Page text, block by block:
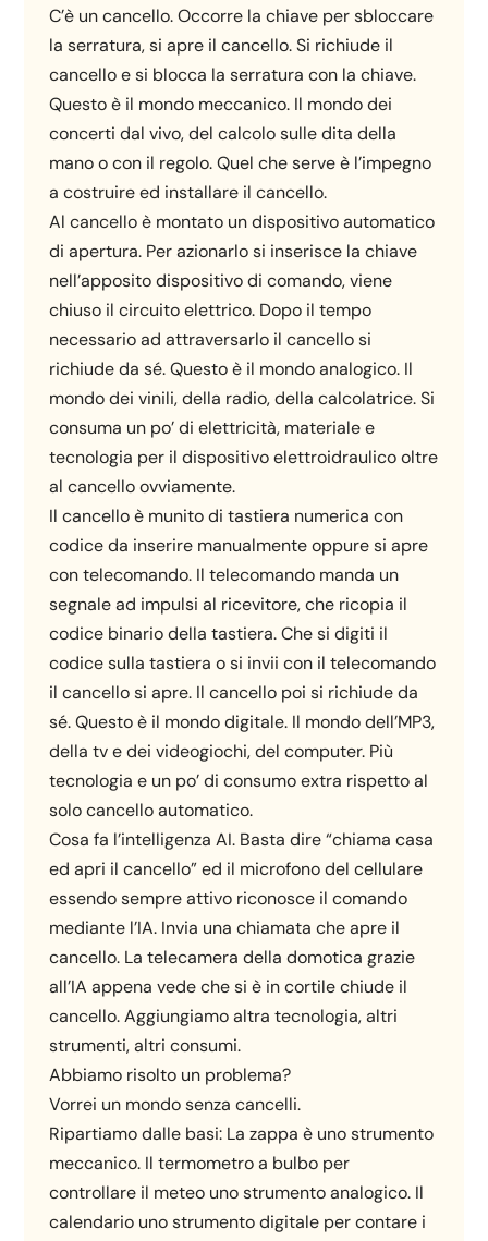
C’è un cancello. Occorre la chiave per sbloccare
la serratura, si apre il cancello. Si richiude il
cancello e si blocca la serratura con la chiave.
Questo è il mondo meccanico. Il mondo dei
concerti dal vivo, del calcolo sulle dita della
mano o con il regolo. Quel che serve è l’impegno
a costruire ed installare il cancello.
Al cancello è montato un dispositivo automatico
di apertura. Per azionarlo si inserisce la chiave
nell’apposito dispositivo di comando, viene
chiuso il circuito elettrico. Dopo il tempo
necessario ad attraversarlo il cancello si
richiude da sé. Questo è il mondo analogico. Il
mondo dei vinili, della radio, della calcolatrice. Si
consuma un po’ di elettricità, materiale e
tecnologia per il dispositivo elettroidraulico oltre
al cancello ovviamente.
Il cancello è munito di tastiera numerica con
codice da inserire manualmente oppure si apre
con telecomando. Il telecomando manda un
segnale ad impulsi al ricevitore, che ricopia il
codice binario della tastiera. Che si digiti il
codice sulla tastiera o si invii con il telecomando
il cancello si apre. Il cancello poi si richiude da
sé. Questo è il mondo digitale. Il mondo dell’MP3,
della tv e dei videogiochi, del computer. Più
tecnologia e un po’ di consumo extra rispetto al
solo cancello automatico.
Cosa fa l’intelligenza AI. Basta dire “chiama casa
ed apri il cancello” ed il microfono del cellulare
essendo sempre attivo riconosce il comando
mediante l’IA. Invia una chiamata che apre il
cancello. La telecamera della domotica grazie
all’IA appena vede che si è in cortile chiude il
cancello. Aggiungiamo altra tecnologia, altri
strumenti, altri consumi.
Abbiamo risolto un problema?
Vorrei un mondo senza cancelli.
Ripartiamo dalle basi: La zappa è uno strumento
meccanico. Il termometro a bulbo per
controllare il meteo uno strumento analogico. Il
calendario uno strumento digitale per contare i